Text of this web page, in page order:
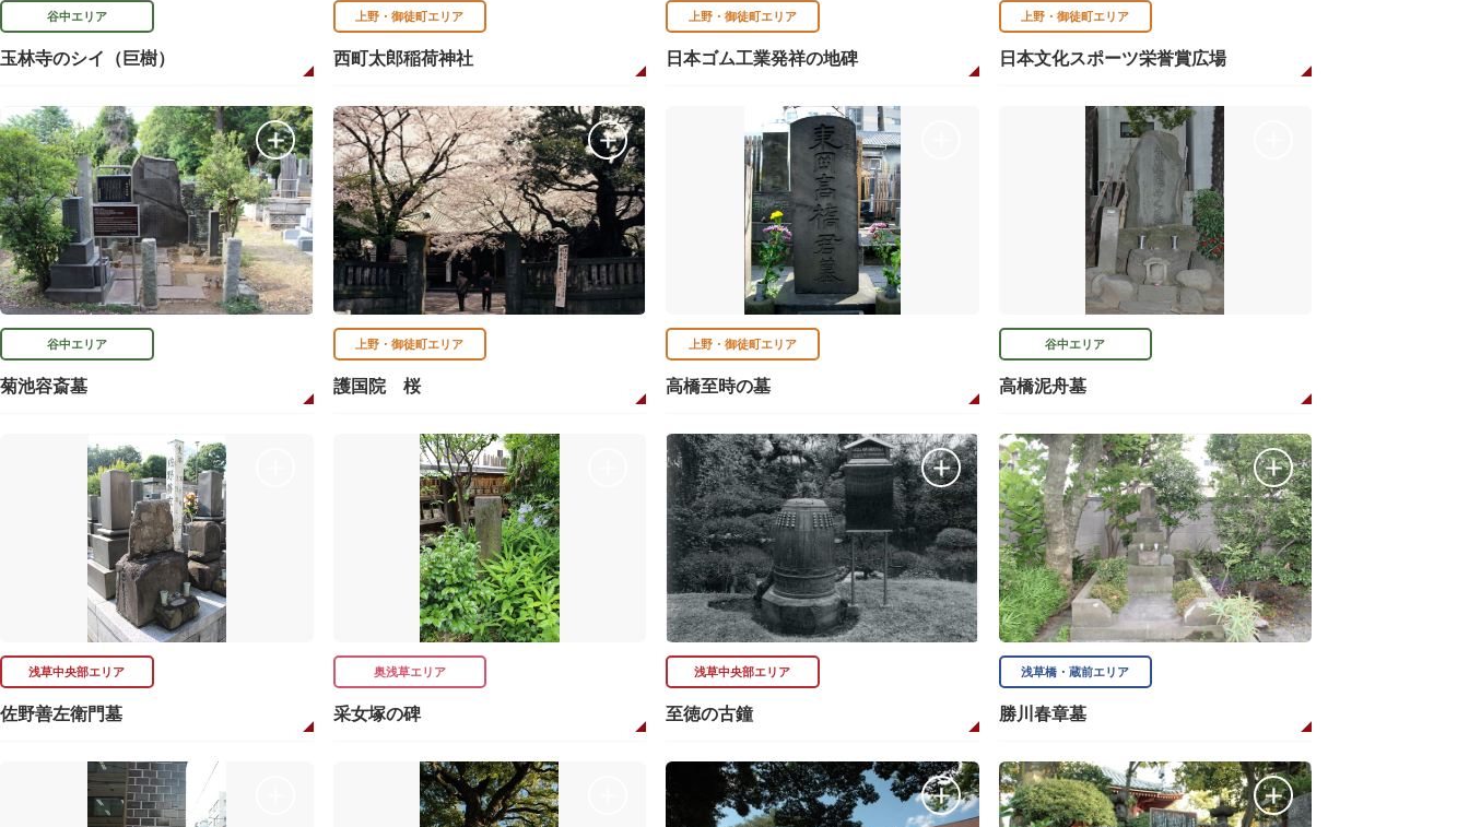
谷中エリア
玉林寺のシイ（巨樹）
上野・御徒町エリア
西町太郎稲荷神社
上野・御徒町エリア
日本ゴム工業発祥の地碑
上野・御徒町エリア
日本文化スポーツ栄誉賞広場
谷中エリア
菊池容斎墓
上野・御徒町エリア
護国院 桜
上野・御徒町エリア
高橋至時の墓
谷中エリア
高橋泥舟墓
浅草中央部エリア
佐野善左衛門墓
奥浅草エリア
采女塚の碑
浅草中央部エリア
至徳の古鐘
浅草橋・蔵前エリア
勝川春章墓